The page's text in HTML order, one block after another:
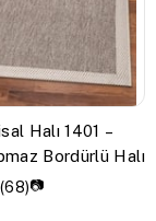
Halı 1401 –
Bordürlü Halı
(68)📷